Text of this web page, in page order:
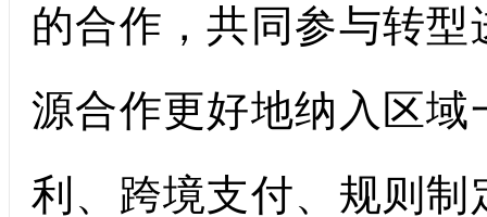
的合作，共同参与转
源合作更好地纳入区
利、跨境支付、规则